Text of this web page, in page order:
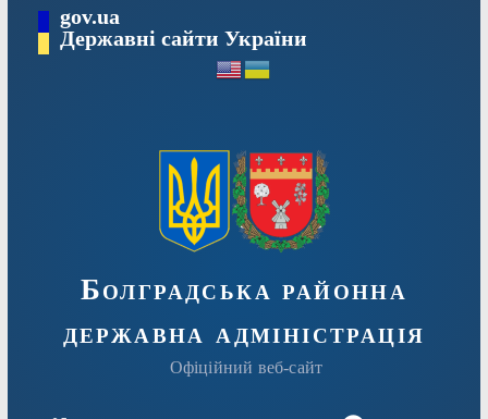
Перейтиgov.ua
Державні сайти України
Болградська районна
державна адміністрація
Офіційний веб-сайт